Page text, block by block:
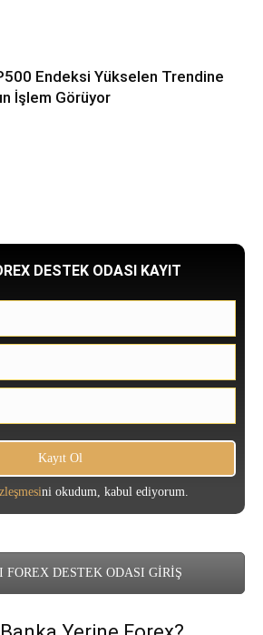
Endeksi Yükselen Trendine
İşlem Görüyor
DESTEK ODASI KAYIT
ni okudum, kabul ediyorum.
FOREX DESTEK ODASI GİRİŞ